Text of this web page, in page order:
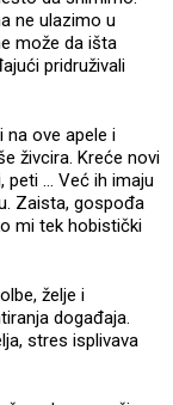
ne ulazimo u
može da išta
pridruživali
na ove apele i
živcira. Kreće novi
peti … Već ih imaju
Zaista, gospođa
mi tek hobistički
želje i
događaja.
stres isplivava